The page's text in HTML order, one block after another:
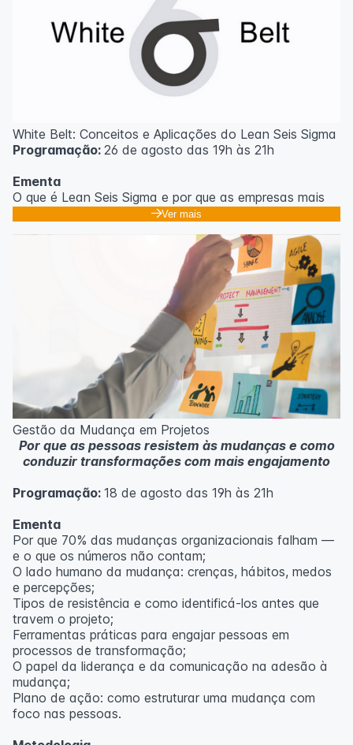
White Belt: Conceitos e Aplicações do Lean Seis Sigma
Programação: 26 de agosto das 19h às 21h
Ementa
O que é Lean Seis Sigma e por que as empresas mais
eficientes do mundo usam;
Introdução ao DMAIC: o roteiro para resolver
Ferramentas essenciais: 5 Porquês, Ishikawa e voz do
Casos práticos de melhoria em processos
administrativos e operacionais;
Próximos passos na jornada Lean Seis Sigma: do White
Metodologia
100% da carga horária do curso são realizadas com
aulas ao vivo.
As aulas podem ser assistidas por computador, celular
ou tablet.
Outras informações
inscritos serão avisados ​​antecipadamente.
O IPETEC reserva-se o direito de não realizar o curso
caso não atinja o número mínimo de 20 inscritos.
Professor(a):
Ver mais
Gestão da Mudança em Projetos
Por que as pessoas resistem às mudanças e como
conduzir transformações com mais engajamento
Programação: 18 de agosto das 19h às 21h
Ementa
Por que 70% das mudanças organizacionais falham —
e o que os números não contam;
O lado humano da mudança: crenças, hábitos, medos
e percepções;
Tipos de resistência e como identificá-los antes que
travem o projeto;
Ferramentas práticas para engajar pessoas em
processos de transformação;
O papel da liderança e da comunicação na adesão à
mudança;
Plano de ação: como estruturar uma mudança com
foco nas pessoas.